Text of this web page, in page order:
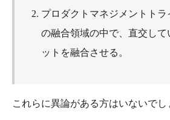
プロダクトマネジメントト
の融合領域の中で、直交し
ットを融合させる。
これらに異論がある方はいないでし